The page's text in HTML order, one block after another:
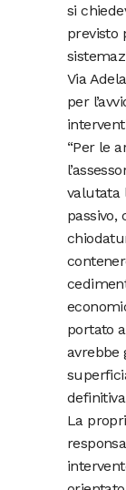
si
previsto
Via
per
“Per le
valutata
passivo,
portato
avrebbe
La